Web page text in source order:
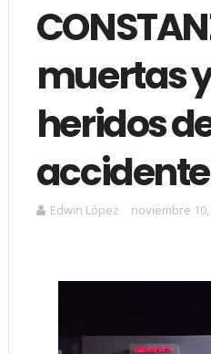
muertas
heridos
Edwin López noviembre 10,